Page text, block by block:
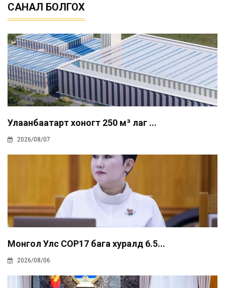
САНАЛ БОЛГОХ
Улаанбаатарт хоногт 250 м³ лаг ...
2026/08/07
Монгол Улс COP17 бага хуралд 6.5...
2026/08/06